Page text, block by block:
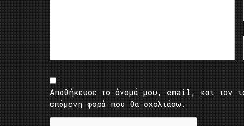
Αποθήκευσε το όνομά μου, email, και τον
επόμενη φορά που θα σχολιάσω.